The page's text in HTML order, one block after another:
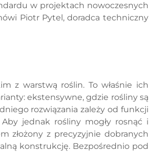
w projektach nowoczesnych
Piotr Pytel, doradca techniczny
z warstwą roślin. To właśnie ich
ekstensywne, gdzie rośliny są
rozwiązania zależy od funkcji
jednak rośliny mogły rosnąć i
złożony z precyzyjnie dobranych
konstrukcję. Bezpośrednio pod